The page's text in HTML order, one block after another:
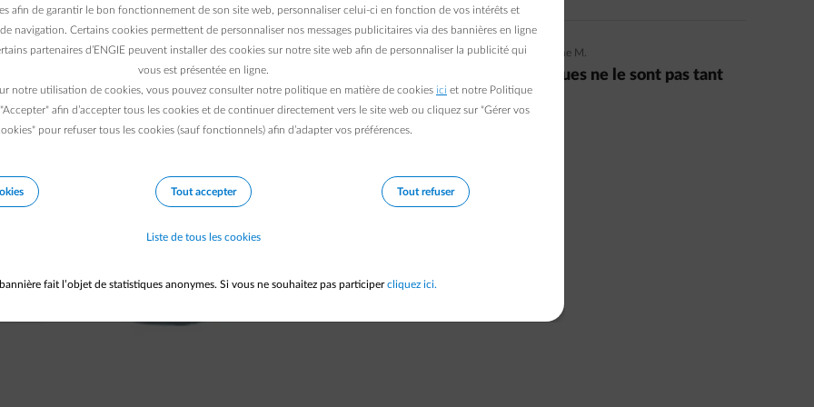
bleus, mauves, verts … Pas évident. Les
à la qualité des matériaux convertis.
changement pour le sac bleu en
18/02/2019 | 5 min. | Suzanne M.
Ces 8 gestes écologiques ne le sont pas tant
que cela !
afin de garantir le bon fonctionnement de son site web, personnaliser celui-ci en fonction de vos intérêts et
navigation. Certains cookies permettent de personnaliser nos messages publicitaires via des bannières en ligne
partenaires d’ENGIE peuvent installer des cookies sur notre site web afin de personnaliser la publicité qui
vous est présentée en ligne.
notre utilisation de cookies, vous pouvez consulter notre politique en matière de cookies ici et notre Politique
"Accepter" afin d’accepter tous les cookies et de continuer directement vers le site web ou cliquez sur "Gérer vos
pour refuser tous les cookies (sauf fonctionnels) afin d’adapter vos préférences.
Tout accepter Tout refuser
Liste de tous les cookies
fait l’objet de statistiques anonymes. Si vous ne souhaitez pas participercliquez ici.